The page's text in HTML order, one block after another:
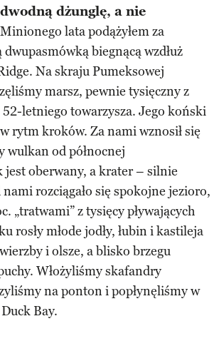
dżunglę, a nie
Minionego lata podążyłem za
biegnącą wzdłuż
Na skraju Pumeksowej
marsz, pewnie tysięczny z
letniego towarzysza. Jego koński
w rytm kroków. Za nami wznosił się
wulkan od północnej
jest oberwany, a krater – silnie
rozciągało się spokojne jezioro,
„tratwami” z tysięcy pływających
rosły młode jodły, łubin i kastileja
i olsze, a blisko brzegu
Włożyliśmy skafandry
na ponton i popłynęliśmy w
Bay.